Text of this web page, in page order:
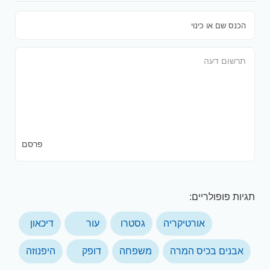
פרסם
תגיות פופולריים:
אורטיקריה גסטרו עור דיכאון
אבנים בכיס המרה משפחה דופק היפנוזה